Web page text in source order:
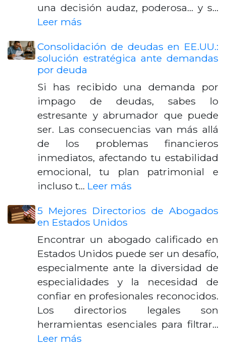
una decisión audaz, poderosa... y s…
Leer más
Consolidación de deudas en EE.UU.:
solución estratégica ante demandas
por deuda
Si has recibido una demanda por
impago de deudas, sabes lo
estresante y abrumador que puede
ser. Las consecuencias van más allá
de los problemas financieros
inmediatos, afectando tu estabilidad
emocional, tu plan patrimonial e
incluso t… Leer más
5 Mejores Directorios de Abogados
en Estados Unidos
Encontrar un abogado calificado en
Estados Unidos puede ser un desafío,
especialmente ante la diversidad de
especialidades y la necesidad de
confiar en profesionales reconocidos.
Los directorios legales son
herramientas esenciales para filtrar…
Leer más